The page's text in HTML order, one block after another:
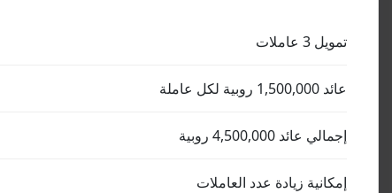
تمويل 3 عاملات
عائد 1,500,000 روبية لكل عاملة
إجمالي عائد 4,500,000 روبية
إمكانية زيادة عدد العاملات